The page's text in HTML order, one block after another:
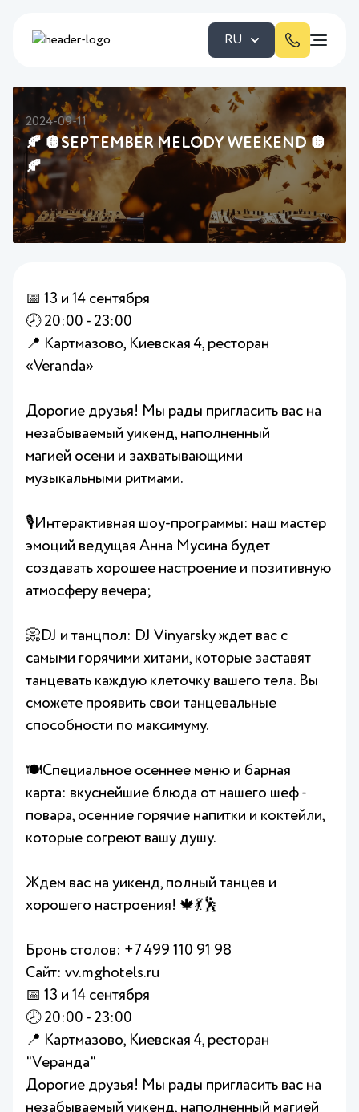
RU
2024-09-11
🍂 🪩SEPTEMBER MELODY WEEKEND 🪩
🍂
📅 13 и 14 сентября
🕗 20:00 - 23:00
📍 Картмазово, Киевская 4, ресторан
«Veranda»
Дорогие друзья! Мы рады пригласить вас на
незабываемый уикенд, наполненный
магией осени и захватывающими
музыкальными ритмами.
🎙️Интерактивная шоу-программы: наш мастер
эмоций ведущая Анна Мусина будет
создавать хорошее настроение и позитивную
атмосферу вечера;
📀DJ и танцпол: DJ Vinyarsky ждет вас с
самыми горячими хитами, которые заставят
танцевать каждую клеточку вашего тела. Вы
сможете проявить свои танцевальные
способности по максимуму.
🍽️Специальное осеннее меню и барная
карта: вкуснейшие блюда от нашего шеф -
повара, осенние горячие напитки и коктейли,
которые согреют вашу душу.
Ждем вас на уикенд, полный танцев и
хорошего настроения! 🍁💃🕺
Бронь столов: +7 499 110 91 98
Сайт: vv.mghotels.ru
📅 13 и 14 сентября
🕗 20:00 - 23:00
📍 Картмазово, Киевская 4, ресторан
"Vеранда"
Дорогие друзья! Мы рады пригласить вас на
незабываемый уикенд, наполненный магией